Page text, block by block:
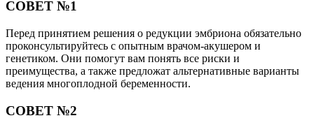
Похожие публикации
Почему началась молочница до, во время и сразу